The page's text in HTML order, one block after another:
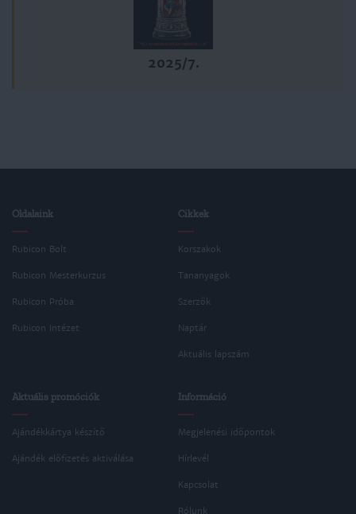
2025/7.
Oldalaink
Rubicon Bolt
Rubicon Mesterkurzus
Rubicon Próba
Rubicon Intézet
Cikkek
Korszakok
Tananyagok
Szerzők
Naptár
Aktuális lapszám
Aktuális promóciók
Ajándékkártya készítő
Ajándék előfizetés aktiválása
Információ
Megjelenési időpontok
Hírlevél
Kapcsolat
Rólunk